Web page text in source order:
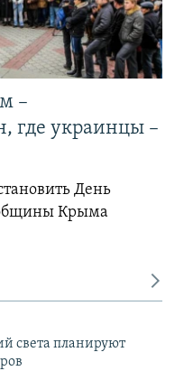
–
где украинцы –
День
Крыма
света планируют